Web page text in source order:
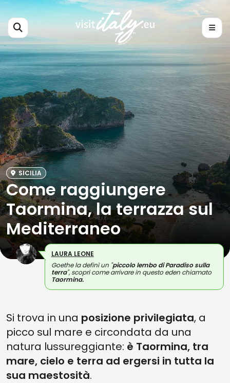
SICILIA
Come raggiungere
Taormina, la terrazza sul
Mediterraneo
LAURA LEONE
Goethe la definì un "piccolo lembo di Paradiso sulla
terra", scopri come arrivare in questo eden chiamato
Taormina.
Si trova in una posizione privilegiata, a
picco sul mare e circondata da una
natura lussureggiante: è Taormina, tra
mare, cielo e terra ad ergersi in tutta la
sua maestosità.